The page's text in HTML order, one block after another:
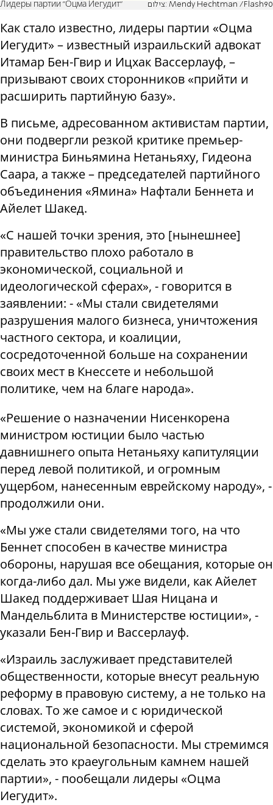
Лидеры партии "Оцма Иегудит" צילום: Mendy Hechtman /Flash90
Как стало известно, лидеры партии «Оцма
Иегудит» – известный израильский адвокат
Итамар Бен-Гвир и Ицхак Вассерлауф, –
призывают своих сторонников «прийти и
расширить партийную базу».
В письме, адресованном активистам партии,
они подвергли резкой критике премьер-
министра Биньямина Нетаньяху, Гидеона
Саара, а также – председателей партийного
объединения «Ямина» Нафтали Беннета и
Айелет Шакед.
«С нашей точки зрения, это [нынешнее]
правительство плохо работало в
экономической, социальной и
идеологической сферах», - говорится в
заявлении: - «Мы стали свидетелями
разрушения малого бизнеса, уничтожения
частного сектора, и коалиции,
сосредоточенной больше на сохранении
своих мест в Кнессете и небольшой
политике, чем на благе народа».
«Решение о назначении Нисенкорена
министром юстиции было частью
давнишнего опыта Нетаньяху капитуляции
перед левой политикой, и огромным
ущербом, нанесенным еврейскому народу», -
продолжили они.
«Мы уже стали свидетелями того, на что
Беннет способен в качестве министра
обороны, нарушая все обещания, которые он
когда-либо дал. Мы уже видели, как Айелет
Шакед поддерживает Шая Ницана и
Мандельблита в Министерстве юстиции», -
указали Бен-Гвир и Вассерлауф.
«Израиль заслуживает представителей
общественности, которые внесут реальную
реформу в правовую систему, а не только на
словах. То же самое и с юридической
системой, экономикой и сферой
национальной безопасности. Мы стремимся
сделать это краеугольным камнем нашей
партии», - пообещали лидеры «Оцма
Иегудит».